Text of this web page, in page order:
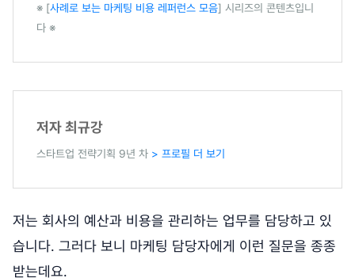
※ [사례로 보는 마케팅 비용 레퍼런스 모음] 시리즈의 콘텐츠입니
다 ※
저자 최규강
스타트업 전략기획 9년 차 > 프로필 더 보기
저는 회사의 예산과 비용을 관리하는 업무를 담당하고 있
습니다. 그러다 보니 마케팅 담당자에게 이런 질문을 종종
받는데요.